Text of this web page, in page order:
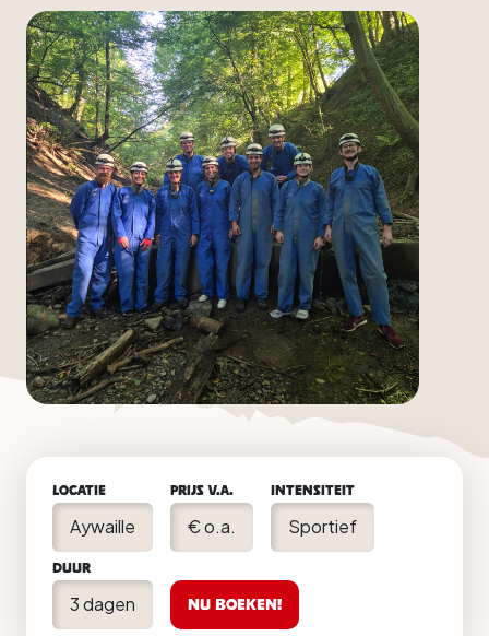
Locatie
Aywaille
Prijs v.a.
€ o.a.
Intensiteit
Sportief
Duur
3 dagen Nu boeken!